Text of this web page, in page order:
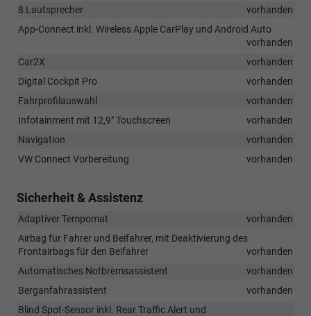
8 Lautsprecher
vorhanden
App-Connect inkl. Wireless Apple CarPlay und Android Auto
vorhanden
Car2X
vorhanden
Digital Cockpit Pro
vorhanden
Fahrprofilauswahl
vorhanden
Infotainment mit 12,9" Touchscreen
vorhanden
Navigation
vorhanden
VW Connect Vorbereitung
vorhanden
Sicherheit & Assistenz
Adaptiver Tempomat
vorhanden
Airbag für Fahrer und Beifahrer, mit Deaktivierung des
Frontairbags für den Beifahrer
vorhanden
Automatisches Notbremsassistent
vorhanden
Berganfahrassistent
vorhanden
Blind Spot-Sensor inkl. Rear Traffic Alert und